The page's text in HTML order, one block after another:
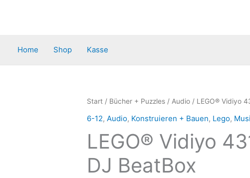
Home
Shop Kasse
Start / Bücher + Puzzles / Audio / LEGO® Vidiyo
6-12, Audio, Konstruieren + Bauen, Lego,
LEGO® Vidiyo
DJ BeatBox